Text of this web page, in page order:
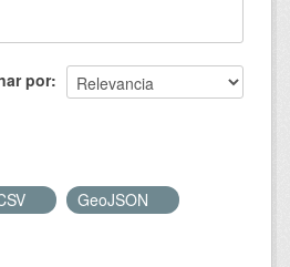
por
GeoJSON